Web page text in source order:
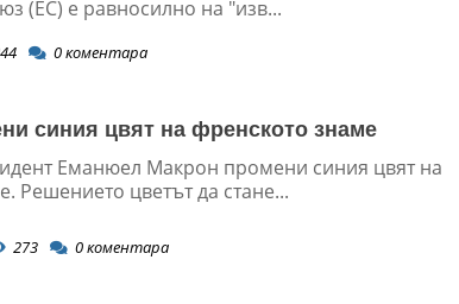
(ЕС) е равносилно на "изв...
0коментара
синия цвят на френското знаме
Еманюел Макрон промени синия цвят на
Решението цветът да стане...
273 0коментара